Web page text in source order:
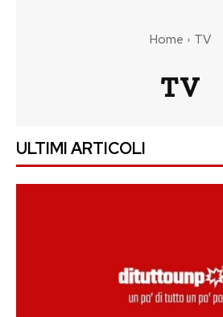
Home TV
TV
ULTIMI ARTICOLI